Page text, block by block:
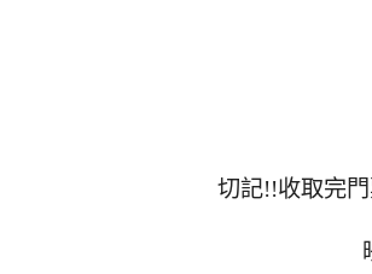
切記!!收取完